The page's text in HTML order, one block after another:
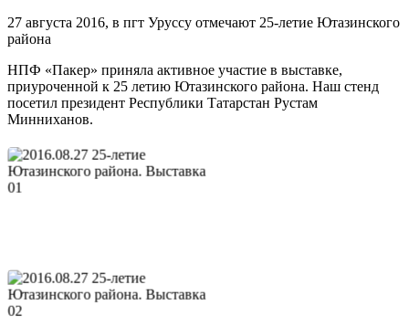
27 августа 2016, в пгт Уруссу отмечают 25-летие Ютазинского
района
НПФ «Пакер» приняла активное участие в выставке,
приуроченной к 25 летию Ютазинского района. Наш стенд
посетил президент Республики Татарстан Рустам
Минниханов.